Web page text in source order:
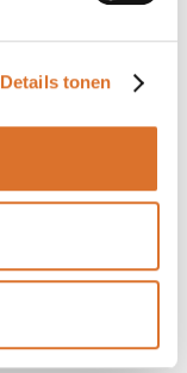
Details tonen